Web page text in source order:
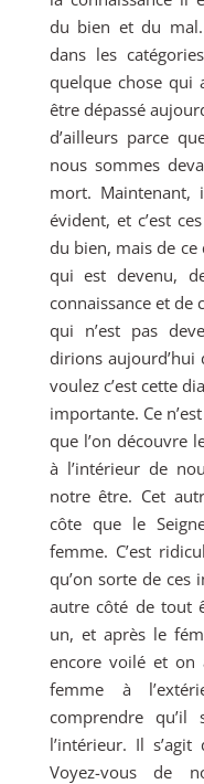
du bien et du
dans les
quelque chose qui
être dépassé
d’ailleurs parce
nous sommes
mort. Maintenant,
évident, et c’est
du bien, mais de
qui est devenu,
connaissance et de
qui n’est pas
dirions aujourd’hui
voulez c’est cette
importante. Ce
que l’on découvre
à l’intérieur de
notre être. Cet
côte que le
femme. C’est
qu’on sorte de ces
autre côté de tout
un, et après le
encore voilé et
femme à
comprendre
l’intérieur. Il
Voyez-vous de